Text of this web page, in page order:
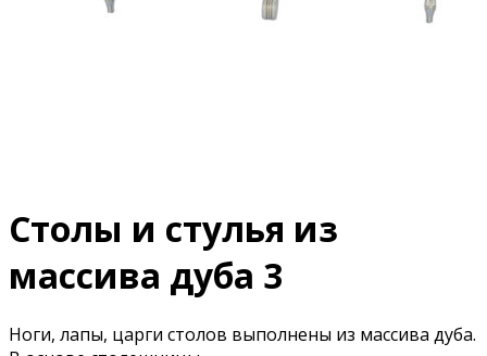
Столы и стулья из
массива дуба 3
Ноги, лапы, царги столов выполнены из массива дуба.